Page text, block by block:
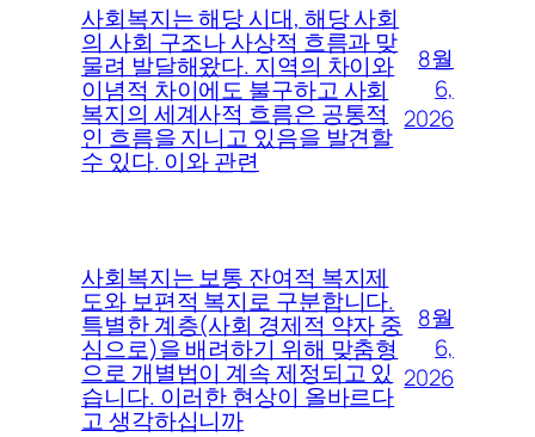
사회복지는 해당 시대, 해당 사회
의 사회 구조나 사상적 흐름과 맞
물려 발달해왔다. 지역의 차이와
이념적 차이에도 불구하고 사회
복지의 세계사적 흐름은 공통적
인 흐름을 지니고 있음을 발견할
수 있다. 이와 관련
8월
6,
2026
사회복지는 보통 잔여적 복지제
도와 보편적 복지로 구분합니다.
특별한 계층(사회 경제적 약자 중
심으로)을 배려하기 위해 맞춤형
으로 개별법이 계속 제정되고 있
습니다. 이러한 현상이 올바르다
고 생각하십니까
8월
6,
2026